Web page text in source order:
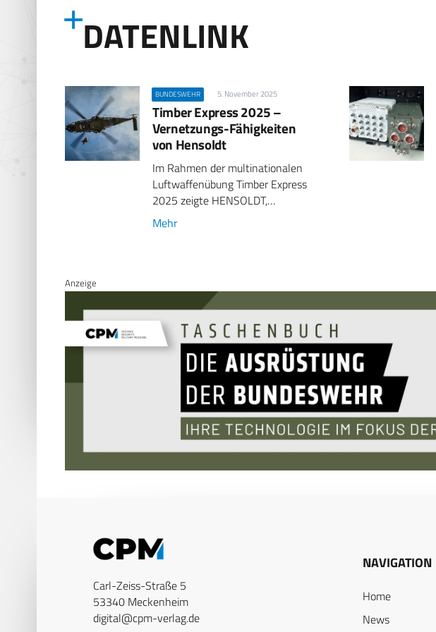
DATENLINK
BUNDESWEHR 5. November 2025
Timber Express 2025 –
Vernetzungs-Fähigkeiten
von Hensoldt
Im Rahmen der multinationalen
Luftwaffenübung Timber Express
2025 zeigte HENSOLDT,…
Mehr
Anzeige
Carl-Zeiss-Straße 5
53340 Meckenheim
digital@cpm-verlag.de
NAVIGATION
Home
News